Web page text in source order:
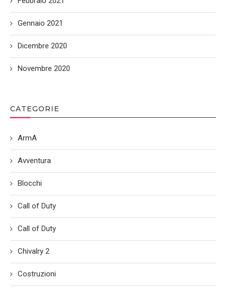
Gennaio 2021
Dicembre 2020
Novembre 2020
CATEGORIE
ArmA
Avventura
Blocchi
Call of Duty
Call of Duty
Chivalry 2
Costruzioni